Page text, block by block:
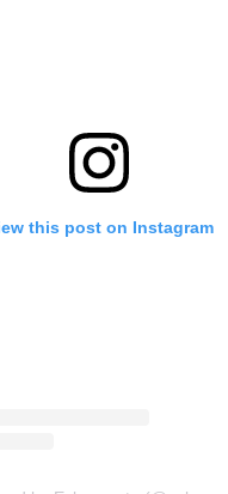
this post on Instagram